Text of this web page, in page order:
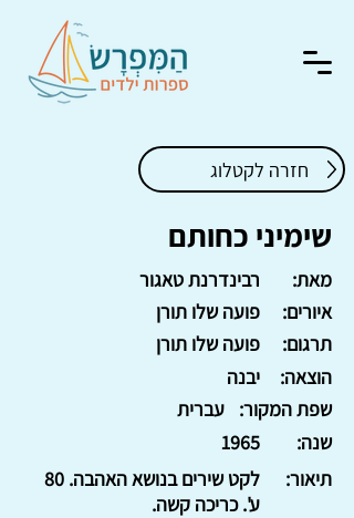
חזרה לקטלוג
שימיני כחותם
רבינדרנת טאגור
מאת:
פועה שלו תורן
איורים:
פועה שלו תורן
תרגום:
יבנה
הוצאה:
עברית
שפת המקור:
1965
שנה:
לקט שירים בנושא האהבה. 80
ע'. כריכה קשה.
תיאור: